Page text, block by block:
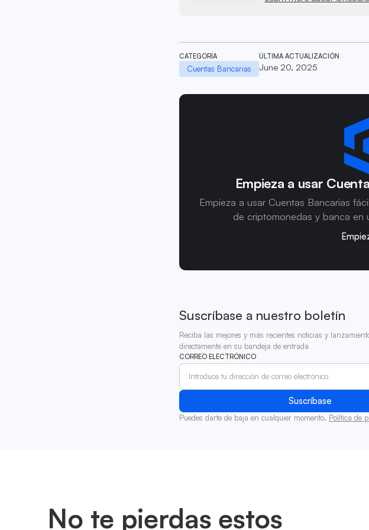
CATEGORÍA
Cuentas Bancarias
ÚLTIMA ACTUALIZACIÓN
June 20, 2025
Empieza a usar
Empieza a usar Cuentas Bancarias
de criptomonedas y banca en
Suscríbase a nuestro boletín
Reciba las mejores y más recientes noticias y
directamente en su bandeja de entrada
CORREO ELECTRÓNICO
Puedes darte de baja en cualquier momento. Política de
No te pierdas estos